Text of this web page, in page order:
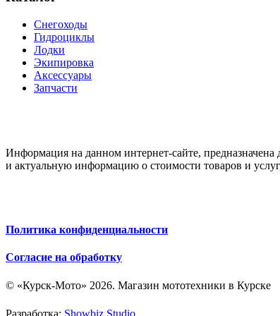
Снегоходы
Гидроциклы
Лодки
Экипировка
Аксессуары
Запчасти
Информация на данном интернет-сайте,
и актуальную информацию о стоимости товаров и
Политика конфиденциальности
Согласие на обработку
© «Курск-Мото» 2026. Магазин мототехники в Курске
Разработка: Showbiz Studio